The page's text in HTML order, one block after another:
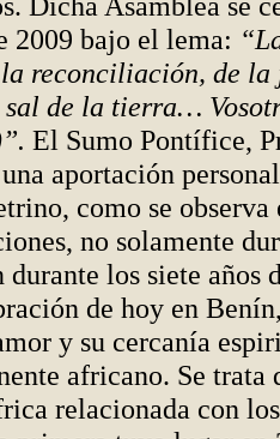
2009 bajo el lema:
reconciliación, de la
sal de la tierra…
El Sumo Pontífice,
aportación
como se observa
no solamente
los siete años
de hoy en
y su cercanía
africano. Se trata
relacionada con